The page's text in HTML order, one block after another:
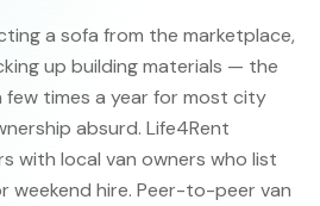
a sofa from the marketplace,
up building materials — the
few times a year for most city
absurd. Life4Rent
with local van owners who list
weekend hire. Peer-to-peer van